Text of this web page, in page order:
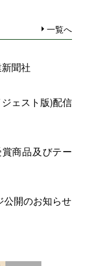
一覧へ
聞社
ェスト版)配信
商品及びテー
公開のお知らせ